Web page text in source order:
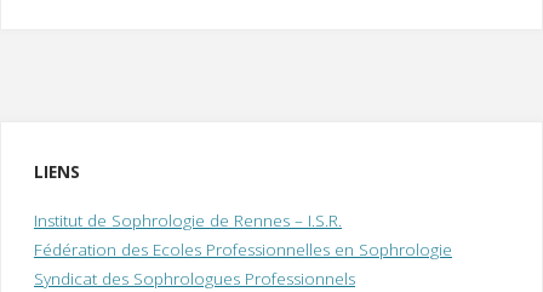
LIENS
Institut de Sophrologie de Rennes – I.S.R.
Fédération des Ecoles Professionnelles en Sophrologie
Syndicat des Sophrologues Professionnels